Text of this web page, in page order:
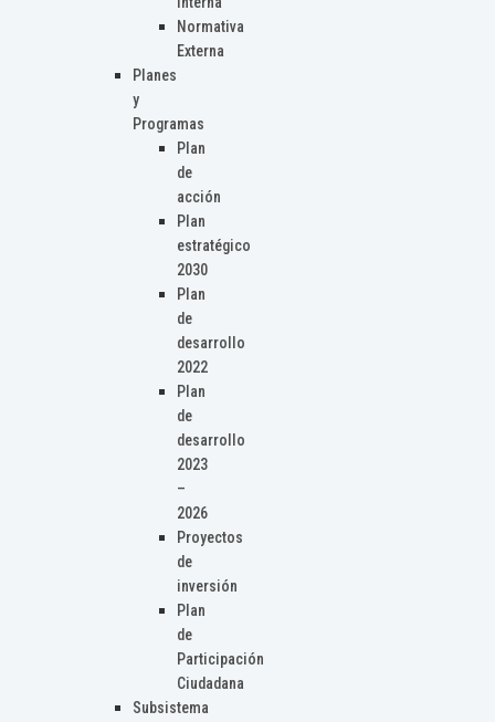
Normativa
Externa
Planes
y
Programas
Plan
de
acción
Plan
estratégico
2030
Plan
de
desarrollo
2022
Plan
de
desarrollo
2023
–
2026
Proyectos
de
inversión
Plan
de
Participación
Ciudadana
Subsistema